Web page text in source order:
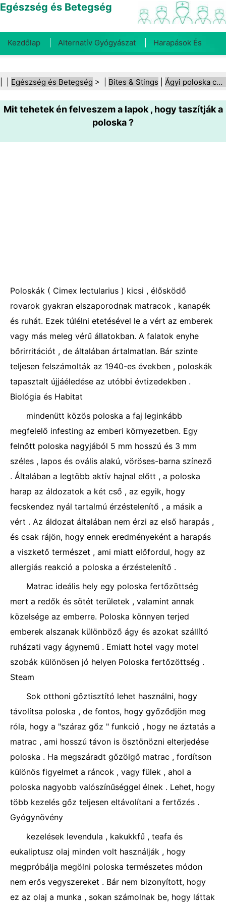
Egészség és Betegség
Kezdőlap Alternatív Gyógyászat Harapások És
Fogegészség Diéta És Táplálkozás Családi
Egészség Egészségügyi Ágazat Mentális Egészség
Egészség és Betegség > | Bites & Stings Ágyi poloska csípései
Mit tehetek én felveszem a lapok , hogy taszítják a
poloska ?
Poloskák ( Cimex lectularius ) kicsi , élősködő
rovarok gyakran elszaporodnak matracok , kanapék
és ruhát. Ezek túlélni etetésével le a vért az emberek
vagy más meleg vérű állatokban. A falatok enyhe
bőrirritációt , de általában ártalmatlan. Bár szinte
teljesen felszámolták az 1940-es években , poloskák
tapasztalt újjáéledése az utóbbi évtizedekben .
Biológia és Habitat
mindenütt közös poloska a faj leginkább
megfelelő infesting az emberi környezetben. Egy
felnőtt poloska nagyjából 5 mm hosszú és 3 mm
széles , lapos és ovális alakú, vöröses-barna színező
. Általában a legtöbb aktív hajnal előtt , a poloska
harap az áldozatok a két cső , az egyik, hogy
fecskendez nyál tartalmú érzéstelenítő , a másik a
vért . Az áldozat általában nem érzi az első harapás ,
és csak rájön, hogy ennek eredményeként a harapás
a viszkető természet , ami miatt előfordul, hogy az
allergiás reakció a poloska a érzéstelenítő .
Matrac ideális hely egy poloska fertőzöttség
mert a redők és sötét területek , valamint annak
közelsége az emberre. Poloska könnyen terjed
emberek alszanak különböző ágy és azokat szállító
ruházati vagy ágynemű . Emiatt hotel vagy motel
szobák különösen jó helyen Poloska fertőzöttség .
Steam
Sok otthoni gőztisztító lehet használni, hogy
távolítsa poloska , de fontos, hogy győződjön meg
róla, hogy a "száraz gőz " funkció , hogy ne áztatás a
matrac , ami hosszú távon is ösztönözni elterjedése
poloska . Ha megszáradt gőzölgő matrac , fordítson
különös figyelmet a ráncok , vagy fülek , ahol a
poloska nagyobb valószínűséggel élnek . Lehet, hogy
több kezelés gőz teljesen eltávolítani a fertőzés .
Gyógynövény
kezelések levendula , kakukkfű , teafa és
eukaliptusz olaj minden volt használják , hogy
megpróbálja megölni poloska természetes módon
nem erős vegyszereket . Bár nem bizonyított, hogy
ez az olaj a munka , sokan számolnak be, hogy láttak